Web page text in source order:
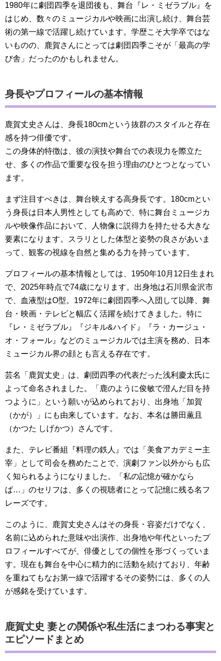
1980年に劇団四季を退団後も、舞台『レ・ミゼラブル』を
はじめ、数々のミュージカルや映画に出演し続け、舞台芸
術の第一線で活躍し続けています。学歴こそ大学卒ではな
いものの、鹿賀さんにとっては劇団四季こそが「最高の学
び舎」だったのかもしれません。
身長やプロフィールの基本情報
鹿賀丈史さんは、身長180cmという抜群のスタイルと存在
感を持つ俳優です。
この身体的特徴は、彼の演技や舞台での表現力を際立た
せ、多くの作品で重要な役を担う理由のひとつとなってい
ます。
まず注目すべきは、舞台映えする高身長です。180cmとい
う身長は日本人男性としても高めで、特に舞台ミュージカ
ルや映像作品において、人物像に説得力を持たせる大きな
要素になります。スラリとした体型と姿勢の良さがあいま
って、観客の視線を自然と集める力を持っています。
プロフィールの基本情報としては、1950年10月12日生まれ
で、2025年時点で74歳になります。出身地は石川県金沢市
で、血液型はO型。1972年に劇団四季へ入団して以降、舞
台・映画・テレビと幅広く活躍を続けてきました。特に
『レ・ミゼラブル』『ジキル&ハイド』『ラ・カージュ・
オ・フォール』などのミュージカルでは主演を務め、日本
ミュージカル界の顔とも言える存在です。
芸名「鹿賀丈史」は、劇団四季の代表だった浅利慶太氏に
よって命名されました。「鹿のように俊敏で澄んだ目を持
つように」という願いが込められており、出身地「加賀
（かが）」にも由来しています。なお、本名は勝田薫且
（かつた しげかつ）さんです。
また、テレビ番組『料理の鉄人』では「美食アカデミー主
宰」として司会を務めたことで、演劇ファン以外からも広
く知られるようになりました。「私の記憶が確かなら
ば…」のセリフは、多くの視聴者にとって記憶に残る名フ
レーズです。
このように、鹿賀丈史さんはその身長・容姿だけでなく、
名前に込められた意味や出演作、出身地や年代といったプ
ロフィールすべてが、俳優としての個性を形づくっていま
す。現在も舞台を中心に精力的に活動を続けており、年齢
を重ねてもなお第一線で活躍するその姿勢には、多くの人
が感銘を受けています。
鹿賀丈史 妻との関係や私生活にまつわる事実と
エピソードまとめ